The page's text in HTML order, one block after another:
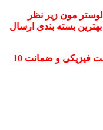
مون زیر نظر
بسته بندی ارسال
محصولات لوستر مون داری ضمانت سلامت فیزیکی و ضمانت 10